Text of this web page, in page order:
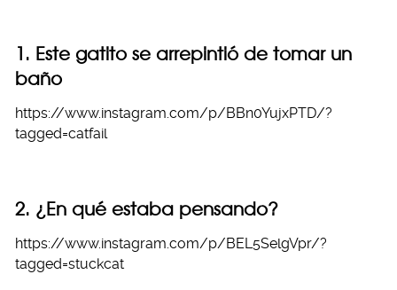
1. Este gatito se arrepintió de tomar un
baño
https://www.instagram.com/p/BBn0YujxPTD/?
tagged=catfail
2. ¿En qué estaba pensando?
https://www.instagram.com/p/BEL5SelgVpr/?
tagged=stuckcat